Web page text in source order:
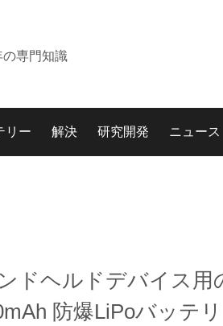
の専門知識
リー 解決 研究開発 ニュース
ドヘルドデバイス用
防爆LiPoバッテリ